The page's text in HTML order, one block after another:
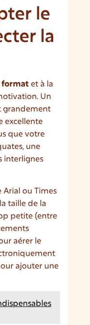
le
la
formatet à la
Un
grandement
excellente
que votre
une
interlignes
Arial ou Times
taille de la
petite (entre
aérer le
ajouter une